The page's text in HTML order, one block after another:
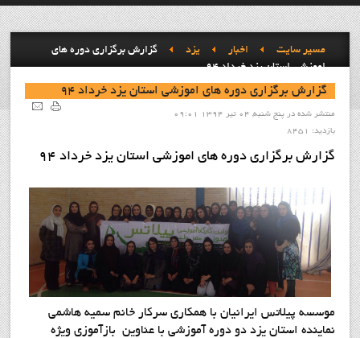
مسیر سایت اخبار يزد
گزارش برگزاري دوره هاي
اموزشي استان يزد خرداد 94
گزارش برگزاري دوره هاي اموزشي استان يزد خرداد 94
منتشر شده در پنج شنبه, 04 تیر 1394 09:01
بازدید: 8451
گزارش برگزاري دوره هاي اموزشي استان يزد خرداد 94
موسسه پيلاتس ايرانيان با همکاري سرکار خانم سميه هاشمي
نماينده استان يزد دو دوره آموزشي با عناوين بازآموزي ويژه